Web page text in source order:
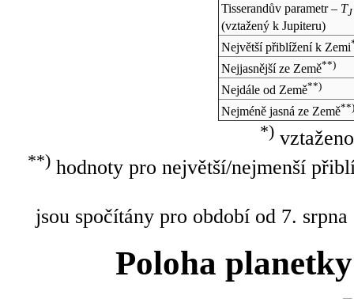
Tisserandův parametr – TJ
(vztažený k Jupiteru)
Největší přiblížení k Zemi
Nejjasnější ze Země**)
Nejdále od Země**)
Nejméně jasná ze Země**)
*)
**)hodnoty pro největší/nejmenší
jsou spočítány pro období od 7.
Poloha